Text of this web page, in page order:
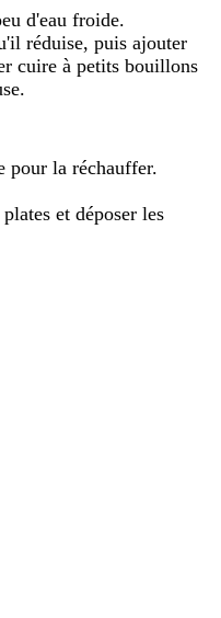
d'eau froide.
réduise, puis ajouter
cuire à petits bouillons
pour la réchauffer.
et déposer les